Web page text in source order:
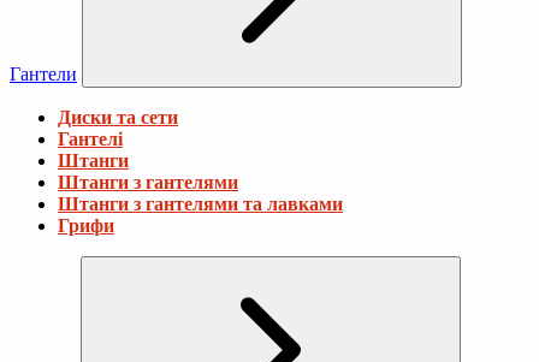
Гантели
Диски та сети
Гантелі
Штанги
Штанги з гантелями
Штанги з гантелями та лавками
Грифи